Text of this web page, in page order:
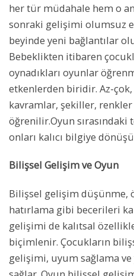
her tür müdahale hem o
sonraki gelişimi olumsuz
beyinde yeni bağlantılar
Bebeklikten itibaren
oynadıkları oyunlar
etkenlerden biridir. Az-
kavramlar, şekiller,
öğrenilir.Oyun
onları kalıcı bilgiye
Bilişsel Gelişim ve Oyun
Bilişsel gelişim düşünme,
hatırlama gibi becerileri
gelişimi de kalıtsal
biçimlenir. Çocukların
gelişimi, uyum sağlama ve